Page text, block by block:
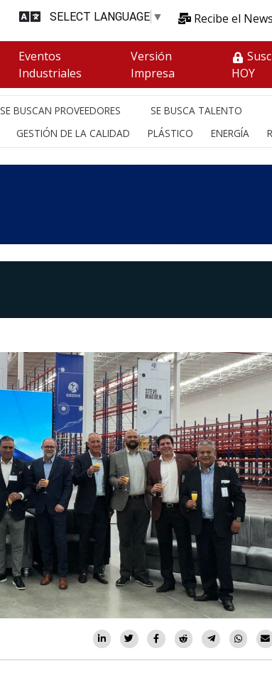
SELECT LANGUAGE ▼ Recibe el
Eventos
Industriales
Versión
Impresa
HOY
SE BUSCAN PROVEEDORES
SE BUSCA TALENTO
GESTIÓN DE LA CALIDAD PLÁSTICO ENERGÍA